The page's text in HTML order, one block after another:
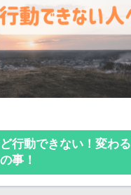
行動できない！変わる
事！